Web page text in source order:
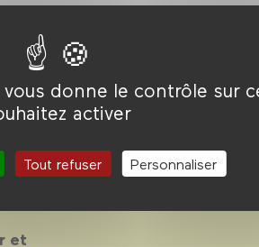
donne le contrôle sur
activer
Tout refuser Personnaliser
et